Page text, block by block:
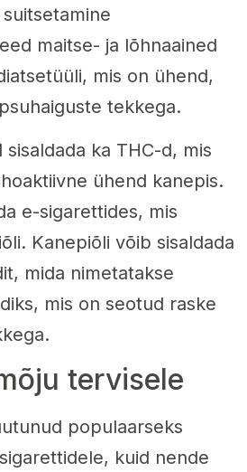
maitse- ja lõhnaained
mis on ühend,
tekkega.
sisaldada ka THC-d, mis
ühend kanepis.
e-sigarettides, mis
Kanepiõli võib sisaldada
mida nimetatakse
mis on seotud raske
tervisele
populaarseks
kuid nende